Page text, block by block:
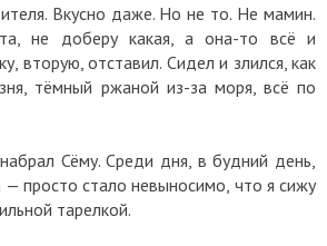
Вкусно даже. Но не то. Не мамин.
не доберу какая, а она-то всё и
вторую, отставил. Сидел и злился, как
тёмный ржаной из-за моря, всё по
Сёму. Среди дня, в будний день,
— просто стало невыносимо, что я сижу
тарелкой.